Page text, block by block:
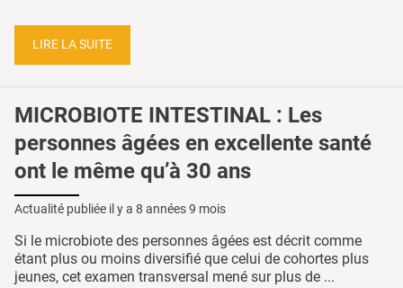
LIRE LA SUITE
MICROBIOTE INTESTINAL : Les
personnes âgées en excellente santé
ont le même qu’à 30 ans
Actualité publiée il y a 8 années 9 mois
Si le microbiote des personnes âgées est décrit comme
étant plus ou moins diversifié que celui de cohortes plus
jeunes, cet examen transversal mené sur plus de ...